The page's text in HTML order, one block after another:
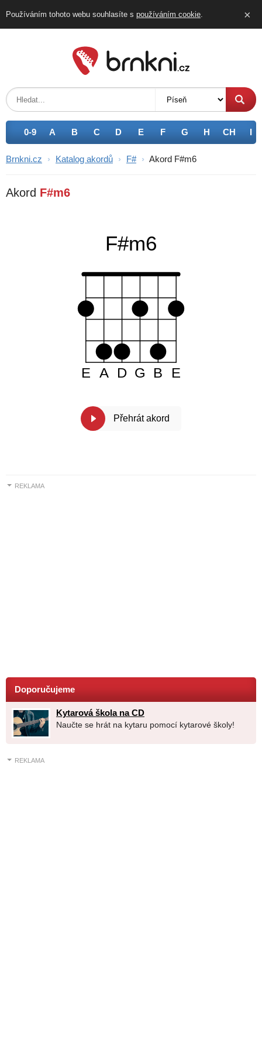
Používáním tohoto webu souhlasíte s používáním cookie. ×
0-9 A B C D E F G H CH I
Brnkni.cz › Katalog akordů › F# › Akord F#m6
Akord F#m6
E A D G B E
F#m6
Přehrát akord
REKLAMA
Doporučujeme
Kytarová škola na CD
Naučte se hrát na kytaru pomocí kytarové školy!
REKLAMA